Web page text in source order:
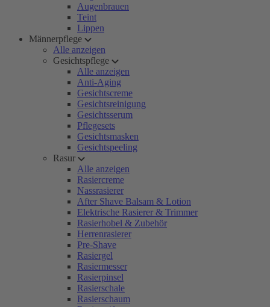
Augenbrauen
Teint
Lippen
Männerpflege
Alle anzeigen
Gesichtspflege
Alle anzeigen
Anti-Aging
Gesichtscreme
Gesichtsreinigung
Gesichtsserum
Pflegesets
Gesichtsmasken
Gesichtspeeling
Rasur
Alle anzeigen
Rasiercreme
Nassrasierer
After Shave Balsam & Lotion
Elektrische Rasierer & Trimmer
Rasierhobel & Zubehör
Herrenrasierer
Pre-Shave
Rasiergel
Rasiermesser
Rasierpinsel
Rasierschale
Rasierschaum